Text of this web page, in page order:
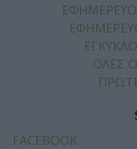
ΟΛΕΣ
FACEBOOK